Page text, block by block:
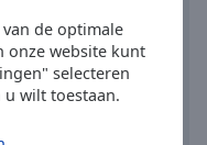
de optimale
onze website kunt
selecteren
wilt toestaan.